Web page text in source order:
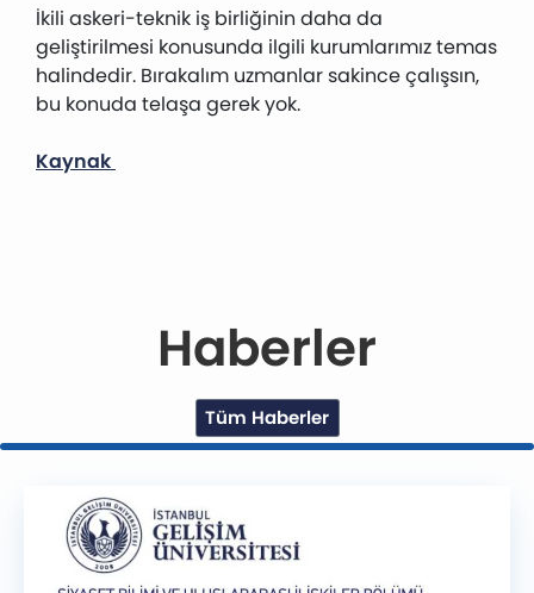
İkili askeri-teknik iş birliğinin daha da
geliştirilmesi konusunda ilgili kurumlarımız temas
halindedir. Bırakalım uzmanlar sakince çalışsın,
bu konuda telaşa gerek yok.
Kaynak
Haberler
Tüm Haberler